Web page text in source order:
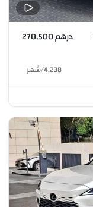
درهم 270,500
4,238
/شهر